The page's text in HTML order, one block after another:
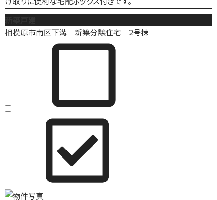
相模原市南区下溝 新築分譲住宅 2号棟